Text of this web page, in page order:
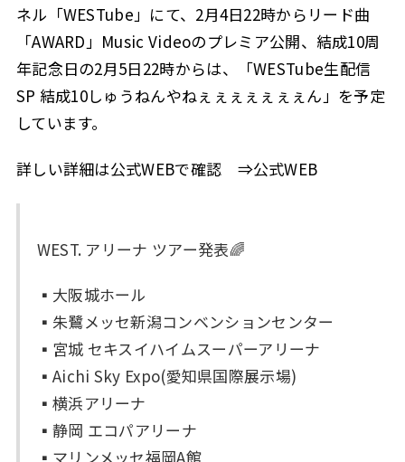
ネル「WESTube」にて、2月4日22時からリード曲
「AWARD」Music Videoのプレミア公開、結成10周
年記念日の2月5日22時からは、「WESTube生配信
SP 結成10しゅうねんやねぇぇぇぇぇぇぇん」を予定
しています。
詳しい詳細は公式WEBで確認 ⇒公式WEB
WEST. アリーナ ツアー発表🌈
▪大阪城ホール
▪朱鷺メッセ新潟コンベンションセンター
▪宮城 セキスイハイムスーパーアリーナ
▪Aichi Sky Expo(愛知県国際展示場)
▪横浜アリーナ
▪静岡 エコパアリーナ
▪マリンメッセ福岡A館